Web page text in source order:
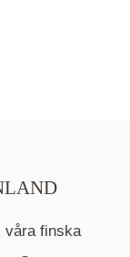
område och
våra finska